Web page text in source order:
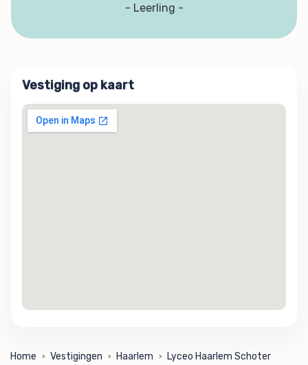
- Leerling -
Vestiging op kaart
Home > Vestigingen > Haarlem >
Lyceo Haarlem Schoter